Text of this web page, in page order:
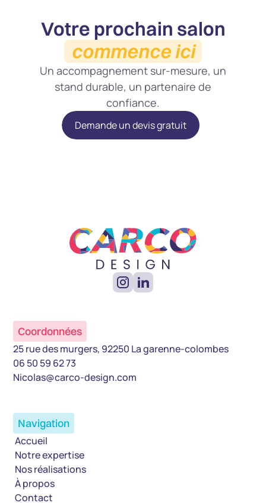
Votre prochain salon
commence ici
Un accompagnement sur-mesure, un
stand durable, un partenaire de
confiance.
Demande un devis gratuit
Coordonnées
25 rue des murgers, 92250 La garenne-colombes
06 50 59 62 73
Nicolas@carco-design.com
Navigation
Accueil
Notre expertise
Nos réalisations
À propos
Contact